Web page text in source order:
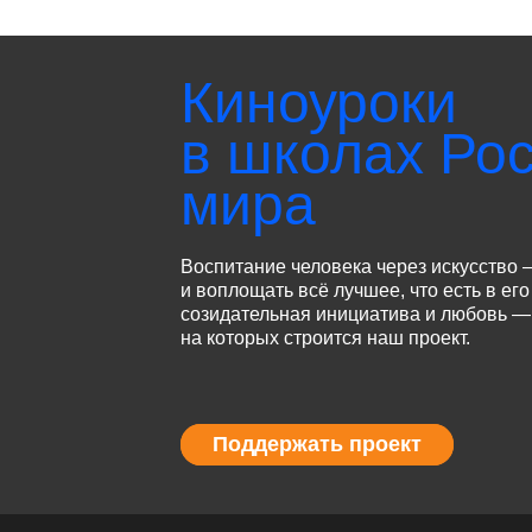
Киноуроки
в школах
мира
Воспитание человека через искусство
и воплощать всё лучшее, что есть в
созидательная инициатива и любовь —
на которых строится наш проект.
Поддержать проект
Поддержать проект